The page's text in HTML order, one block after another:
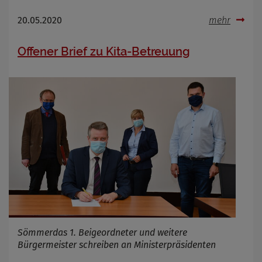
20.05.2020 mehr
Offener Brief zu Kita-Betreuung
Sömmerdas 1. Beigeordneter und weitere
Bürgermeister schreiben an Ministerpräsidenten
Anbieter
Cookie Laufzeit